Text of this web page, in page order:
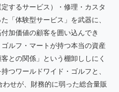
するサービス）・修理・カスタ
「体験型サービス」を武器に、
加価値の顧客を囲い込んでき
ルフ・マートが持つ本当の資産
との関係」という棚卸ししにく
つワールドワイド・ゴルフと、
せが、財務的に弱った総合量販